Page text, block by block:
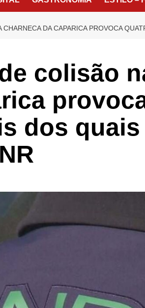
DA CAPARICA PROVOCA
colisão
dos quais